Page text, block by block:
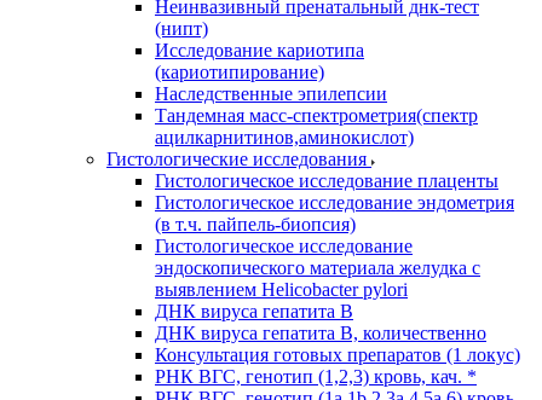
Неинвазивный пренатальный днк-тест
(нипт)
Исследование кариотипа
(кариотипирование)
Наследственные эпилепсии
Тандемная масс-спектрометрия(спектр
ацилкарнитинов,аминокислот)
Гистологические исследования
Гистологическое исследование плаценты
Гистологическое исследование эндометрия
(в т.ч. пайпель-биопсия)
Гистологическое исследование
эндоскопического материала желудка с
выявлением Helicobacter pylori
ДНК вируса гепатита B
ДНК вируса гепатита B, количественно
Консультация готовых препаратов (1 локус)
РНК ВГC, генотип (1,2,3) кровь, кач. *